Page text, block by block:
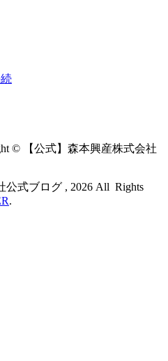
© 【公式】森本興産株式会社
公式ブログ , 2026 All Rights
.